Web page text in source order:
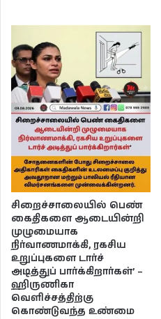
சிறைச்சாலையில் பெண்
கைதிகளை ஆடையின்றி
முழுமையாக
நிர்வாணமாக்கி, ரகசிய
உறுப்புகளை டார்ச்
அடித்துப் பார்க்கிறார்கள்’ –
ஹிருணிகா
வெளிச்சத்திற்கு
கொண்டுவந்த உண்மை